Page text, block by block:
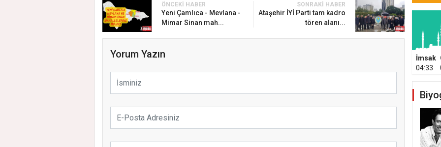
ÖNCEKI HABER
Yeni Çamlıca - Mevlana -
Mimar Sinan mah...
SONRAKI HABER
Ataşehir İYİ Parti tam kadro
tören alanı...
Yorum Yazın İmsak
04:33